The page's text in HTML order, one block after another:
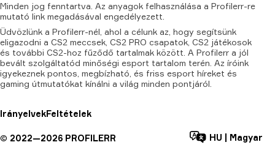
Minden jog fenntartva. Az anyagok felhasználása a Profilerr-re
mutató link megadásával engedélyezett.
Üdvözlünk a Profilerr-nél, ahol a célunk az, hogy segítsünk
eligazodni a CS2 meccsek, CS2 PRO csapatok, CS2 játékosok
és további CS2-hoz fűződő tartalmak között. A Profilerr a jól
bevált szolgáltatód minőségi esport tartalom terén. Az íróink
igyekeznek pontos, megbízható, és friss esport híreket és
gaming útmutatókat kínálni a világ minden pontjáról.
IrányelvekFeltételek
© 2022—2026 PROFILERR HU Magyar